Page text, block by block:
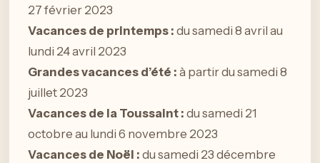
27 février 2023
Vacances de printemps : du samedi 8 avril au
lundi 24 avril 2023
Grandes vacances d’été : à partir du samedi 8
juillet 2023
Vacances de la Toussaint : du samedi 21
octobre au lundi 6 novembre 2023
Vacances de Noël : du samedi 23 décembre